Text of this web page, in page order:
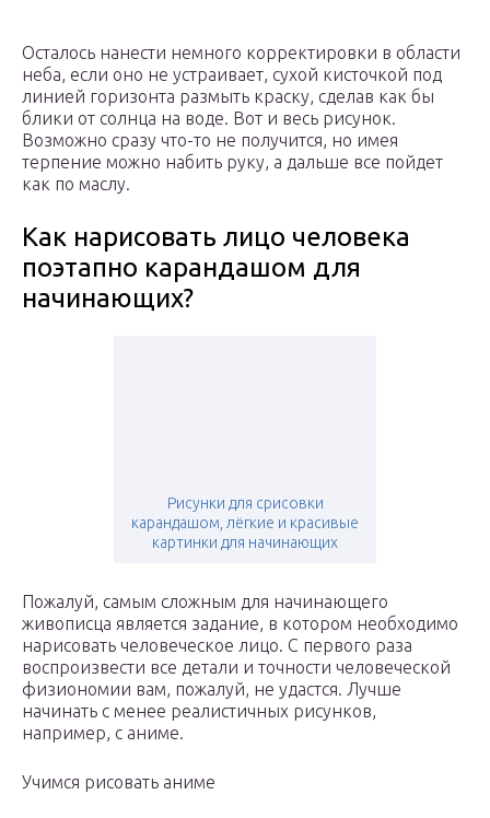
Осталось нанести немного корректировки в области
неба, если оно не устраивает, сухой кисточкой под
линией горизонта размыть краску, сделав как бы
блики от солнца на воде. Вот и весь рисунок.
Возможно сразу что-то не получится, но имея
терпение можно набить руку, а дальше все пойдет
как по маслу.
Как нарисовать лицо человека
поэтапно карандашом для
начинающих?
Рисунки для срисовки
карандашом, лёгкие и красивые
картинки для начинающих
Пожалуй, самым сложным для начинающего
живописца является задание, в котором необходимо
нарисовать человеческое лицо. С первого раза
воспроизвести все детали и точности человеческой
физиономии вам, пожалуй, не удастся. Лучше
начинать с менее реалистичных рисунков,
например, с аниме.
Учимся рисовать аниме